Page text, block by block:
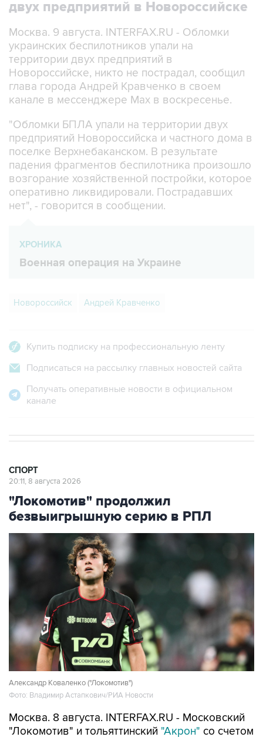
двух предприятий в Новороссийске
Москва. 9 августа. INTERFAX.RU - Обломки
украинских беспилотников упали на
территории двух предприятий в
Новороссийске, никто не пострадал, сообщил
глава города Андрей Кравченко в своем
канале в мессенджере Max в воскресенье.
"Обломки БПЛА упали на территории двух
предприятий Новороссийска и частного дома в
поселке Верхнебаканском. В результате
падения фрагментов беспилотника произошло
возгорание хозяйственной постройки, которое
оперативно ликвидировали. Пострадавших
нет", - говорится в сообщении.
ХРОНИКА
Военная операция на Украине
Новороссийск Андрей Кравченко
Купить подписку на профессиональную ленту
Подписаться на рассылку главных новостей сайта
Получать оперативные новости в официальном
канале
СПОРТ
20:11, 8 августа 2026
"Локомотив" продолжил
безвыигрышную серию в РПЛ
Александр Коваленко ("Локомотив")
Фото: Владимир Астапкович/РИА Новости
Москва. 8 августа. INTERFAX.RU - Московский
"Локомотив" и тольяттинский "Акрон" со счетом